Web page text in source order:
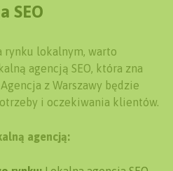
SEO
rynku lokalnym, warto
agencją SEO, która zna
z Warszawy będzie
i oczekiwania klientów.
agencją: